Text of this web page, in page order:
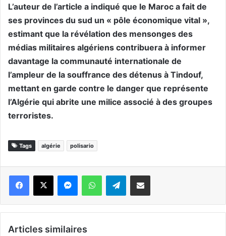
L’auteur de l’article a indiqué que le Maroc a fait de
ses provinces du sud un « pôle économique vital »,
estimant que la révélation des mensonges des
médias militaires algériens contribuera à informer
davantage la communauté internationale de
l’ampleur de la souffrance des détenus à Tindouf,
mettant en garde contre le danger que représente
l’Algérie qui abrite une milice associé à des groupes
terroristes.
Tags algérie polisario
WhatsApp Telegram
Articles similaires